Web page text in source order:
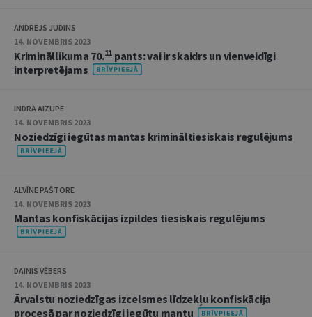
ANDREJS JUDINS
14. NOVEMBRIS 2023
Krimināllikuma 70.11 pants: vai ir skaidrs un vienveidīgi
interpretējams
INDRA AIZUPE
14. NOVEMBRIS 2023
Noziedzīgi iegūtas mantas krimināltiesiskais regulējums
ALVĪNE PAŠTORE
14. NOVEMBRIS 2023
Mantas konfiskācijas izpildes tiesiskais regulējums
DAINIS VĒBERS
14. NOVEMBRIS 2023
Ārvalstu noziedzīgas izcelsmes līdzekļu konfiskācija
procesā par noziedzīgi iegūtu mantu